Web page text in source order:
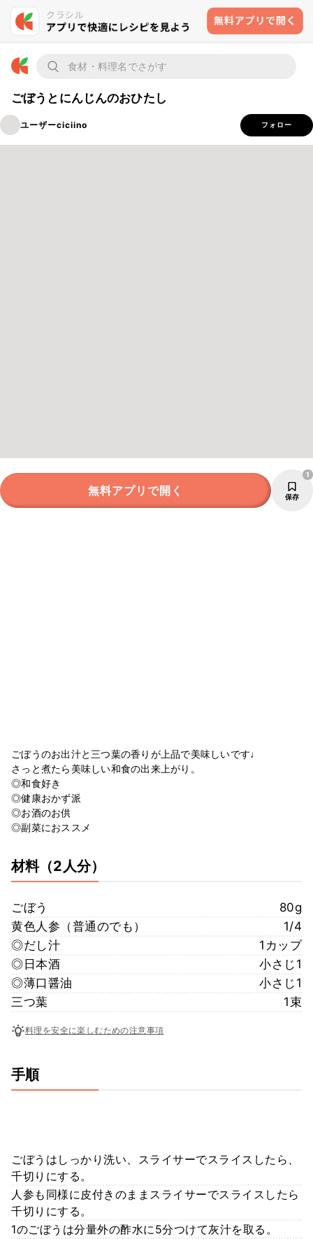
ごぼうとにんじんのおひたし
ユーザーciciino フォロー
無料アプリで開く 保存
1
ごぼうのお出汁と三つ葉の香りが上品で美味しいです♩
さっと煮たら美味しい和食の出来上がり。
◎和食好き
◎健康おかず派
◎お酒のお供
◎副菜におススメ
材料（2人分）
ごぼう
80g
黄色人参（普通のでも）
1/4
◎だし汁
1カップ
◎日本酒
小さじ1
◎薄口醤油
小さじ1
三つ葉
1束
料理を安全に楽しむための注意事項
手順
ごぼうはしっかり洗い、スライサーでスライスしたら、
千切りにする。
人参も同様に皮付きのままスライサーでスライスしたら
千切りにする。
1のごぼうは分量外の酢水に5分つけて灰汁を取る。